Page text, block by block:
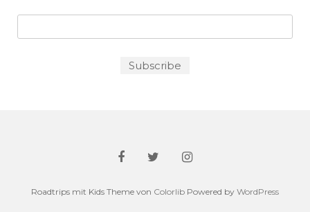
Roadtrips mit Kids Theme von Colorlib Powered by WordPress